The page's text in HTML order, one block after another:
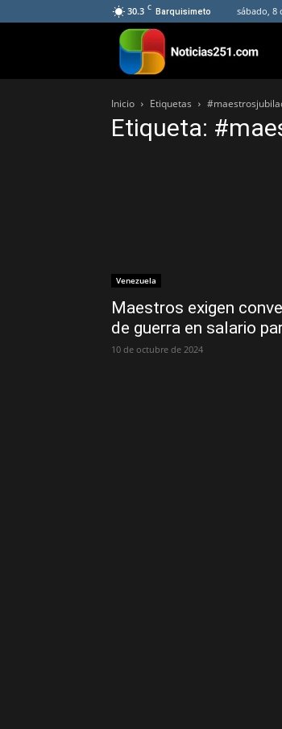
30.3 C Barquisimeto sábado, 8
Inicio Etiquetas
Etiqueta:
Venezuela
Maestros exigen
de guerra en salario
10 de octubre de 2024